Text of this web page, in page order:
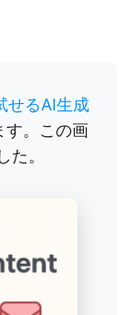
せるAI生成
す。この画
。